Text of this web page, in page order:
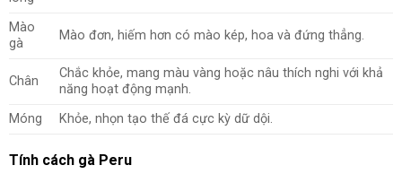
Mào
gà
Mào đơn, hiếm hơn có mào kép, hoa và đứng thẳng.
Chân
Chắc khỏe, mang màu vàng hoặc nâu thích nghi với khả
năng hoạt động mạnh.
Móng
Khỏe, nhọn tạo thế đá cực kỳ dữ dội.
Tính cách gà Peru